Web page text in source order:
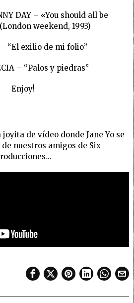
DAY – «You should all be
weekend, 1993)
– “El exilio de mi folio”
– “Palos y piedras”
Enjoy!
de vídeo donde Jane Yo se
nuestros amigos de Six